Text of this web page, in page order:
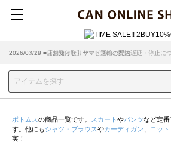
2026/07/29 ■【お知らせ】ヤマト運輸の配送遅延・停止に
2026/03/18 ■店舗受け取りサービスのご案内
ボトムスの商品一覧です。 スカート やパンツなど定
す。他にもシャツ・ブラウスやカーディガン ニッ
実！